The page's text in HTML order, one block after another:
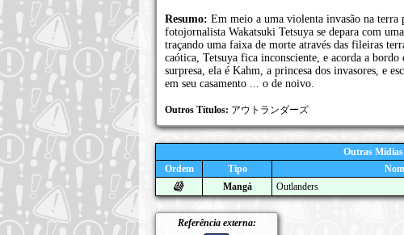
Resumo: Em meio a uma violenta invasão na terra
fotojornalista Wakatsuki Tetsuya se depara com
traçando uma faixa de morte através das fileiras
caótica, Tetsuya fica inconsciente, e acorda a bordo
surpresa, ela é Kahm, a princesa dos invasores, e
em seu casamento ... o de noivo.
Outros Títulos: アウトランダーズ
Outras Mídias
Ordem
Tipo
Mangá
Outlanders
Referência externa: